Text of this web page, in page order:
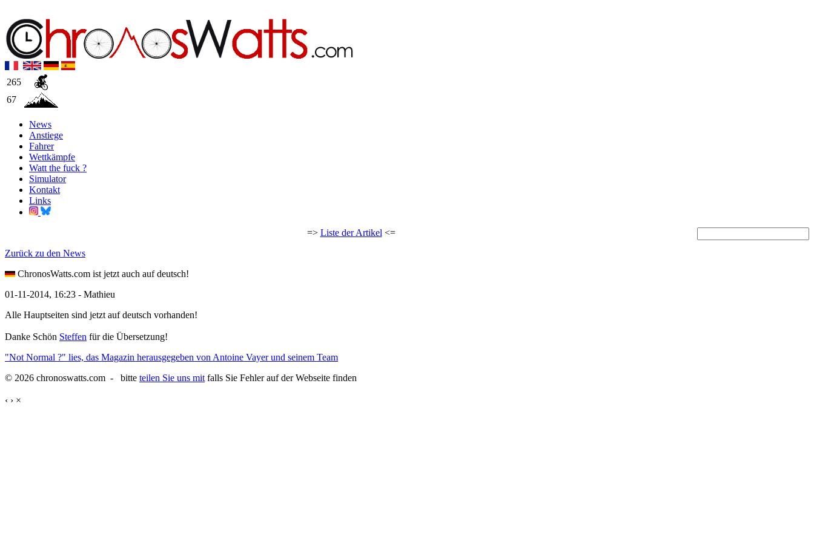
265
67
News
Anstiege
Fahrer
Wettkämpfe
Watt the fuck ?
Simulator
Kontakt
Links
=> Liste der Artikel <=
Zurück zu den News
ChronosWatts.com ist jetzt auch auf deutsch!
01-11-2014, 16:23 - Mathieu
Alle Hauptseiten sind jetzt auf deutsch vorhanden!
Danke Schön Steffen für die Übersetzung!
"Not Normal ?" lies, das Magazin herausgegeben von Antoine Vayer und seinem Team
© 2026 chronoswatts.com - bitte teilen Sie uns mit falls Sie Fehler auf der Webseite finden
‹ › ×